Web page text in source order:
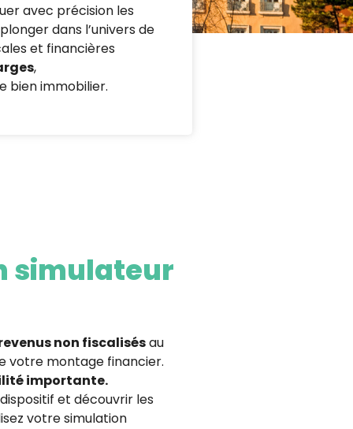
avec précision les
dans l’univers de
et financières
,
bien immobilier.
simulateur
non fiscalisésau
votre montage financier.
importante.
et découvrir les
votre simulation